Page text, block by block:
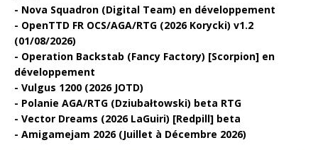
Nova Squadron (Digital Team) en développement
OpenTTD FR OCS/AGA/RTG (2026 Korycki) v1.2
(01/08/2026)
Operation Backstab (Fancy Factory) [Scorpion] en
développement
Vulgus 1200 (2026 JOTD)
Polanie AGA/RTG (Dziubałtowski) beta RTG
Vector Dreams (2026 LaGuiri) [Redpill] beta
Amigamejam 2026 (Juillet à Décembre 2026)